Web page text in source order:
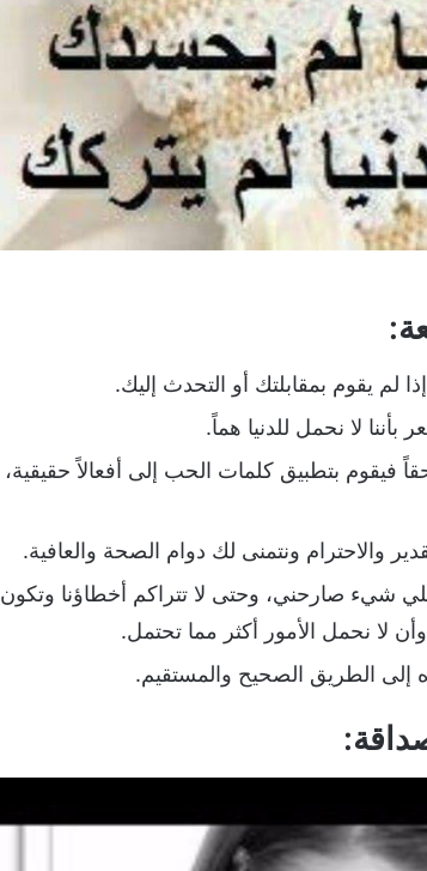
لم يقوم بمقابلتك أو التحدث إليك.
لا نحمل للدنيا هماً.
بتطبيق كلمات الحب إلى أفعالاً حقيقية،
والاحترام ونتمنى لك دوام الصحة والعافية.
شيء صارحني، وحتى لا تتراكم أخطاؤنا وتكون
لا نحمل الأمور أكثر مما تحتمل.
الطريق الصحيح والمستقيم.